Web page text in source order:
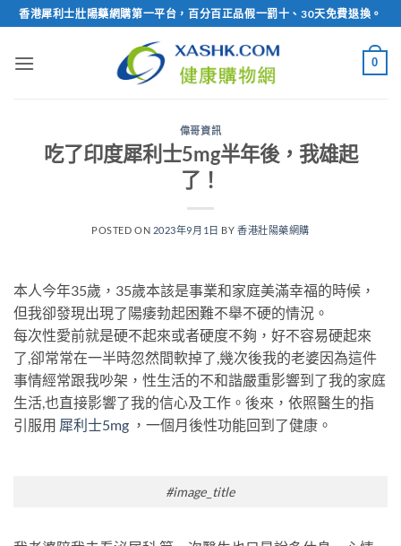
Skip
to
content
香港犀利士壯陽藥網購第一平台，百分百正品假一罰十、30天免費退換。
0
偉哥資訊
吃了印度犀利士5mg半年後，我雄起
了！
POSTED ON 2023年9月1日 BY 香港壯陽藥網購
本人今年35歲，35歲本該是事業和家庭美滿幸福的時候，
但我卻發現出現了陽痿勃起困難不舉不硬的情況。
每次性愛前就是硬不起來或者硬度不夠，好不容易硬起來
了,卻常常在一半時忽然間軟掉了,幾次後我的老婆因為這件
事情經常跟我吵架，性生活的不和諧嚴重影響到了我的家庭
生活,也直接影響了我的信心及工作。後來，依照醫生的指
引服用 犀利士5mg ，一個月後性功能回到了健康。
#image_title